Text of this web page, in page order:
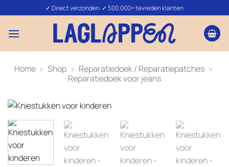
naar
inhoud
✓ Direct verzonden ✓ 500.000+ tevreden klanten
Home » Shop » Reparatiedoek / Reparatiepatches »
Reparatiedoek voor jeans